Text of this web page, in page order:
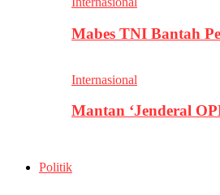
Mabes TNI Bantah
Internasional
Mantan ‘Jenderal
Politik